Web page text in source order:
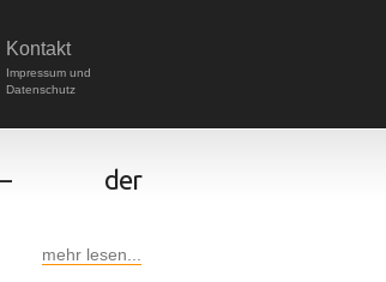
Kontakt
Impressum und
Datenschutz
– der
mehr lesen...